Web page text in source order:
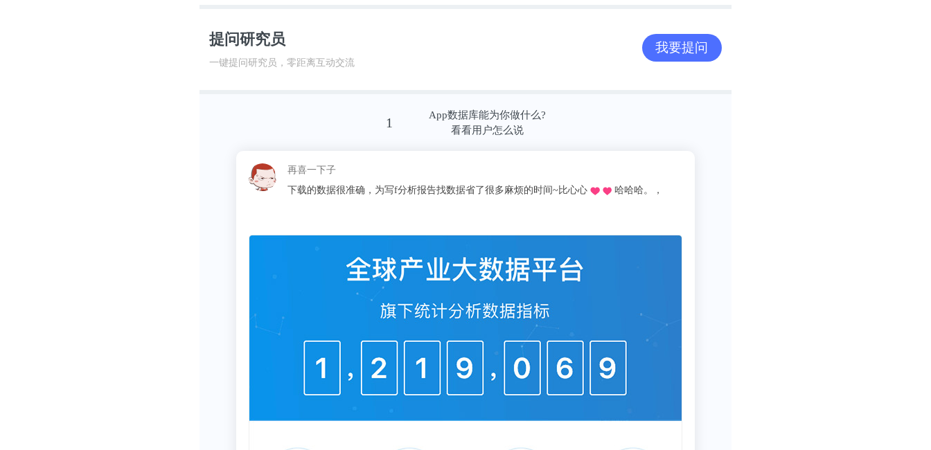
提问研究员
一键提问研究员，零距离互动交流
我要提问
1
App数据库能为你做什么?
看看用户怎么说
这昵称我pick了
同学推荐的o，不用去图书馆在宿舍就可以看文献写论文啦，再也不用早起去扒位23333
十分适合想偷懒的我哈哈～，不用看折磨**的英文报表简直圆满！直接问！满分满分！！！